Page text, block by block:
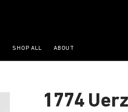
SHOP ALL ABOUT
1774